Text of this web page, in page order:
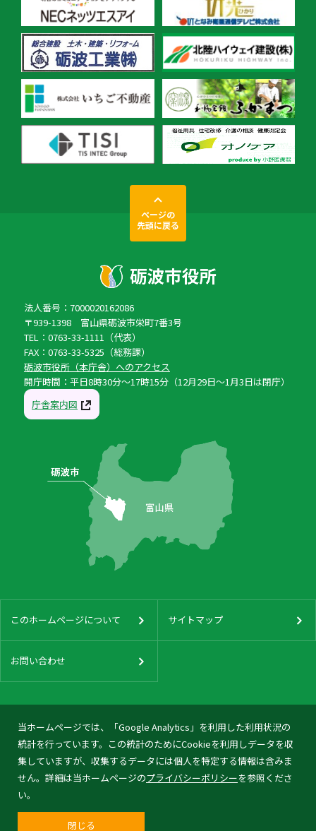
当ホームページでは、「Google Analytics」を利用した利用状況の
統計を行っています。この統計のためにCookieを利用しデータを収
集していますが、収集するデータには個人を特定する情報は含みま
せん。詳細は当ホームページのプライバシーポリシーを参照くださ
い。
閉じる
ページの
先頭に戻る
法人番号：7000020162086
〒939-1398 富山県砺波市栄町7番3号
TEL：0763-33-1111（代表）
FAX：0763-33-5325（総務課）
砺波市役所（本庁舎）へのアクセス
開庁時間：平日8時30分〜17時15分（12月29日〜1月3日は閉庁）
庁舎案内図
このホームページについて サイトマップ
お問い合わせ